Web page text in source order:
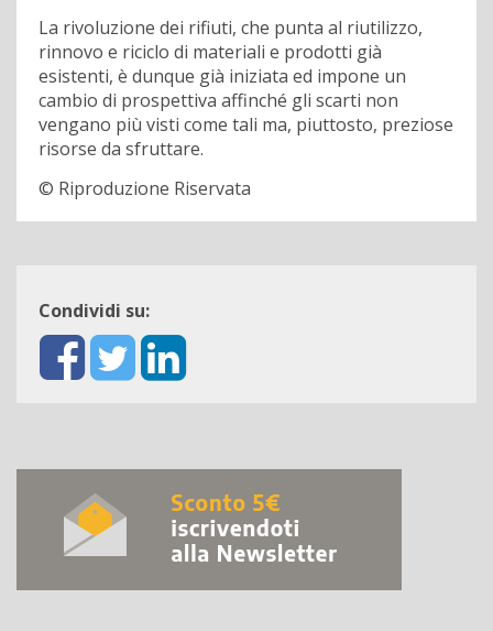
La rivoluzione dei rifiuti, che punta al riutilizzo,
rinnovo e riciclo di materiali e prodotti già
esistenti, è dunque già iniziata ed impone un
cambio di prospettiva affinché gli scarti non
vengano più visti come tali ma, piuttosto, preziose
risorse da sfruttare.
© Riproduzione Riservata
Condividi su: